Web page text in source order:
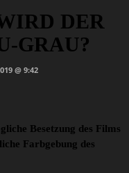
DER
GRAU?
@ 9:42
Besetzung des Films
Farbgebung des